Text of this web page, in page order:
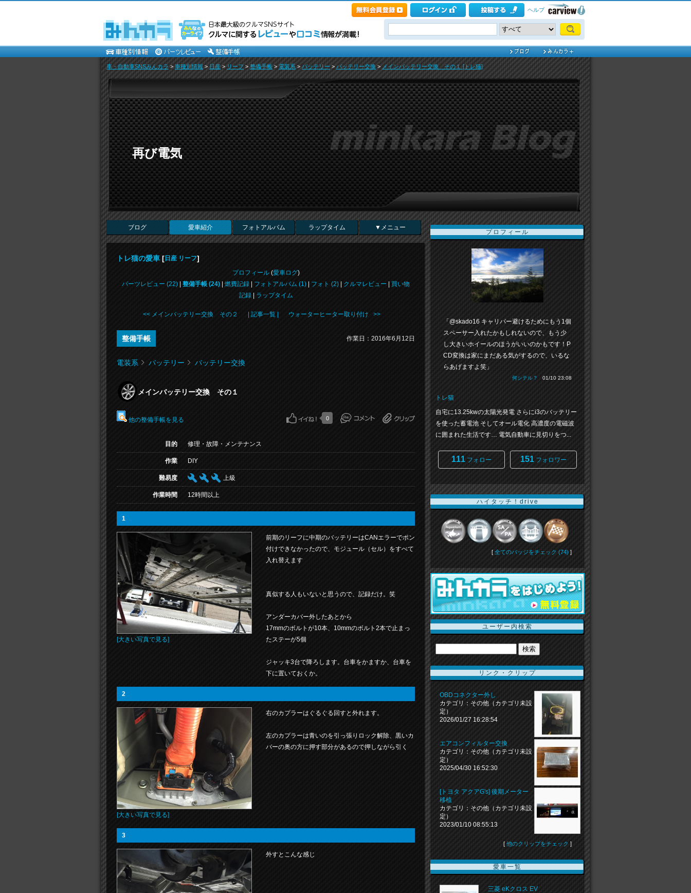
ヘルプ
車・自動車SNSみんカラ>車種別情報 >日産>リーフ >整備手帳>電装系 >バッテリー>バッテリー交換>メインバッテリー交換 その１ [トレ猫]
再び電気
ブログ 愛車紹介 フォトアルバム ラップタイム ▼メニュー
トレ猫の愛車 [ 日産 リーフ]
プロフィール(愛車ログ)
パーツレビュー (22)
整備手帳 (24) 燃費記録 フォトアルバム (1) フォト (2) クルマレビュー
買い物
記録| ラップタイム
<< メインバッテリー交換 その２ | 記事一覧 | ウォーターヒーター取り付け >>
整備手帳 作業日：2016年6月12日
電装系 バッテリー バッテリー交換
メインバッテリー交換 その１
他の整備手帳を見る 0
目的 修理・故障・メンテナンス
作業 DIY
難易度 上級
作業時間 12時間以上
1
[大きい写真で見る]
前期のリーフに中期のバッテリーはCANエラーでポン
付けできなかったので、モジュール（セル）をすべて
入れ替えます
真似する人もいないと思うので、記録だけ。笑
アンダーカバー外したあとから
17mmのボルトが10本、10mmのボルト2本で止まっ
たステーが5個
ジャッキ3台で降ろします。台車をかますか、台車を
下に置いておくか。
2
[大きい写真で見る]
右のカプラーはぐるぐる回すと外れます。
左のカプラーは青いのを引っ張りロック解除、黒いカ
バーの奥の方に押す部分があるので押しながら引く
3
外すとこんな感じ
プロフィール
「@skado16 キャリパー避けるためにもう1個
スペーサー入れたかもしれないので、もう少
し大きいホイールのほうがいいのかもです！P
CD変換は家にまだある気がするので、いるな
らあげますよ笑」
何シテル？ 01/10 23:08
トレ猫
自宅に13.25kwの太陽光発電 さらにi3のバッテリー
を使った蓄電池 そしてオール電化 高濃度の電磁波
に囲まれた生活です… 電気自動車に見切りをつ...
111 フォロー 151 フォロワー
ハイタッチ！drive
[ 全てのバッジをチェック (74) ]
ユーザー内検索
リンク・クリップ
OBDコネクター外し
カテゴリ：その他（カテゴリ未設
定）
2026/01/27 16:28:54
エアコンフィルター交換
カテゴリ：その他（カテゴリ未設
定）
2025/04/30 16:52:30
[トヨタ アクアG's] 後期メーター
移植
カテゴリ：その他（カテゴリ未設
定）
2023/01/10 08:55:13
[ 他のクリップをチェック ]
愛車一覧
三菱 eKクロス EV